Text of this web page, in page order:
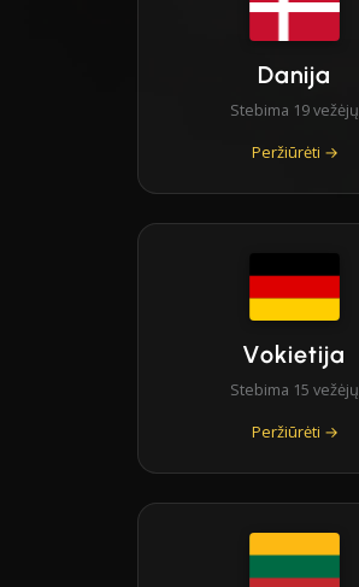
Danija
Stebima 19 vežėjų
Peržiūrėti →
Vokietija
Stebima 15 vežėjų
Peržiūrėti →